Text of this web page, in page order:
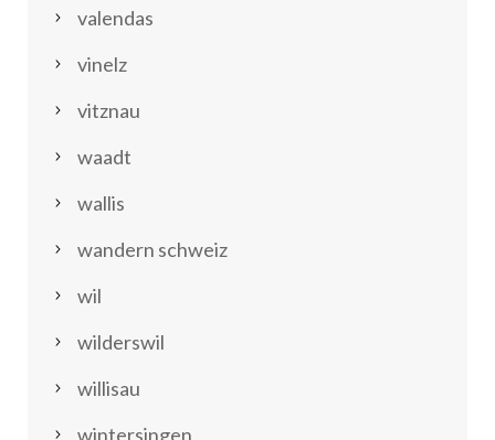
valendas
vinelz
vitznau
waadt
wallis
wandern schweiz
wil
wilderswil
willisau
wintersingen